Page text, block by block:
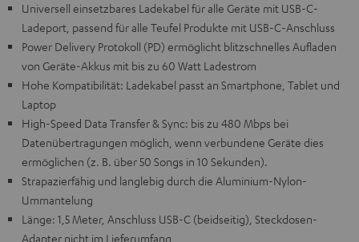
Universell einsetzbares Ladekabel für alle Geräte mit USB-C-
Ladeport, passend für alle Teufel Produkte mit USB-C-Anschluss
Power Delivery Protokoll (PD) ermöglicht blitzschnelles Aufladen
von Geräte-Akkus mit bis zu 60 Watt Ladestrom
Hohe Kompatibilität: Ladekabel passt an Smartphone, Tablet und
Laptop
High-Speed Data Transfer & Sync: bis zu 480 Mbps bei
Datenübertragungen möglich, wenn verbundene Geräte dies
ermöglichen (z. B. über 50 Songs in 10 Sekunden).
Strapazierfähig und langlebig durch die Aluminium-Nylon-
Ummantelung
Länge: 1,5 Meter, Anschluss USB-C (beidseitig), Steckdosen-
Adapter nicht im Lieferumfang